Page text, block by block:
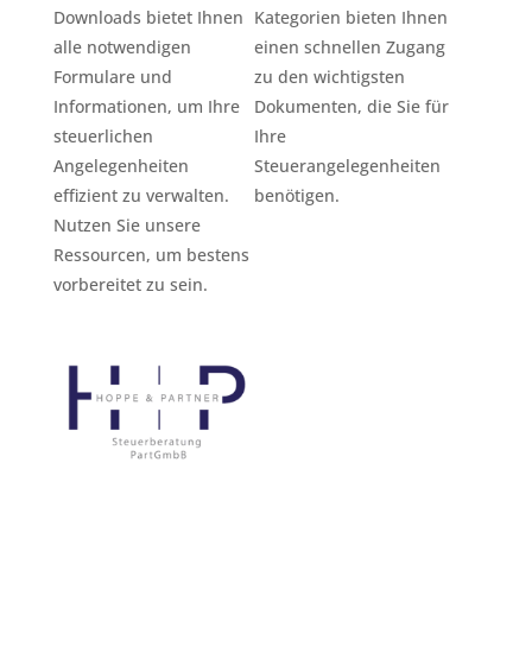
Downloads bietet Ihnen
alle notwendigen
Formulare und
Informationen, um Ihre
steuerlichen
Angelegenheiten
effizient zu verwalten.
Nutzen Sie unsere
Ressourcen, um bestens
vorbereitet zu sein.
Kategorien bieten Ihnen
einen schnellen Zugang
zu den wichtigsten
Dokumenten, die Sie für
Ihre
Steuerangelegenheiten
benötigen.